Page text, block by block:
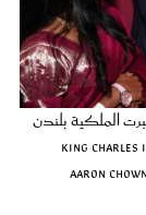
الملكية بلندن
(King